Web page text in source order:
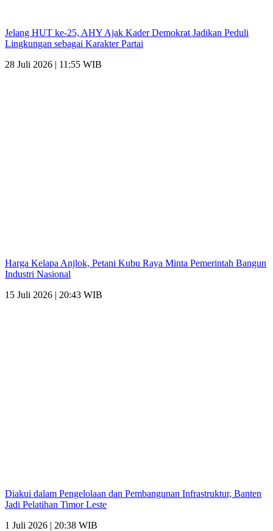
Jelang HUT ke-25, AHY Ajak Kader Demokrat Jadikan Peduli
Lingkungan sebagai Karakter Partai
28 Juli 2026 | 11:55 WIB
Harga Kelapa Anjlok, Petani Kubu Raya Minta Pemerintah Bangun
Industri Nasional
15 Juli 2026 | 20:43 WIB
Diakui dalam Pengelolaan dan Pembangunan Infrastruktur, Banten
Jadi Pelatihan Timor Leste
1 Juli 2026 | 20:38 WIB